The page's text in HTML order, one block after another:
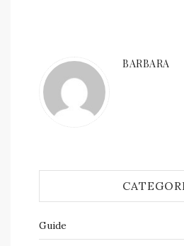
BARBARA
Guide